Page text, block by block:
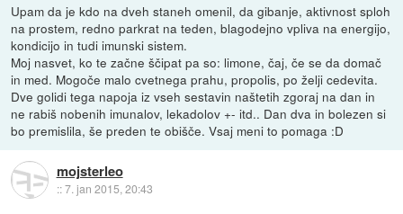
Upam da je kdo na dveh staneh omenil, da gibanje, aktivnost sploh
na prostem, redno parkrat na teden, blagodejno vpliva na energijo,
kondicijo in tudi imunski sistem.
Moj nasvet, ko te začne ščipat pa so: limone, čaj, če se da domač
in med. Mogoče malo cvetnega prahu, propolis, po želji cedevita.
Dve golidi tega napoja iz vseh sestavin naštetih zgoraj na dan in
ne rabiš nobenih imunalov, lekadolov +- itd.. Dan dva in bolezen si
bo premislila, še preden te obišče. Vsaj meni to pomaga :D
mojsterleo
::7. jan 2015, 20:43